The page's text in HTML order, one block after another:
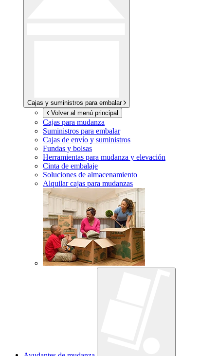
Cajas y suministros para embalar
Volver al menú principal
Cajas para mudanza
Suministros para embalar
Cajas de envío y suministros
Fundas y bolsas
Herramientas para mudanza y elevación
Cinta de embalaje
Soluciones de almacenamiento
Alquilar cajas para mudanzas